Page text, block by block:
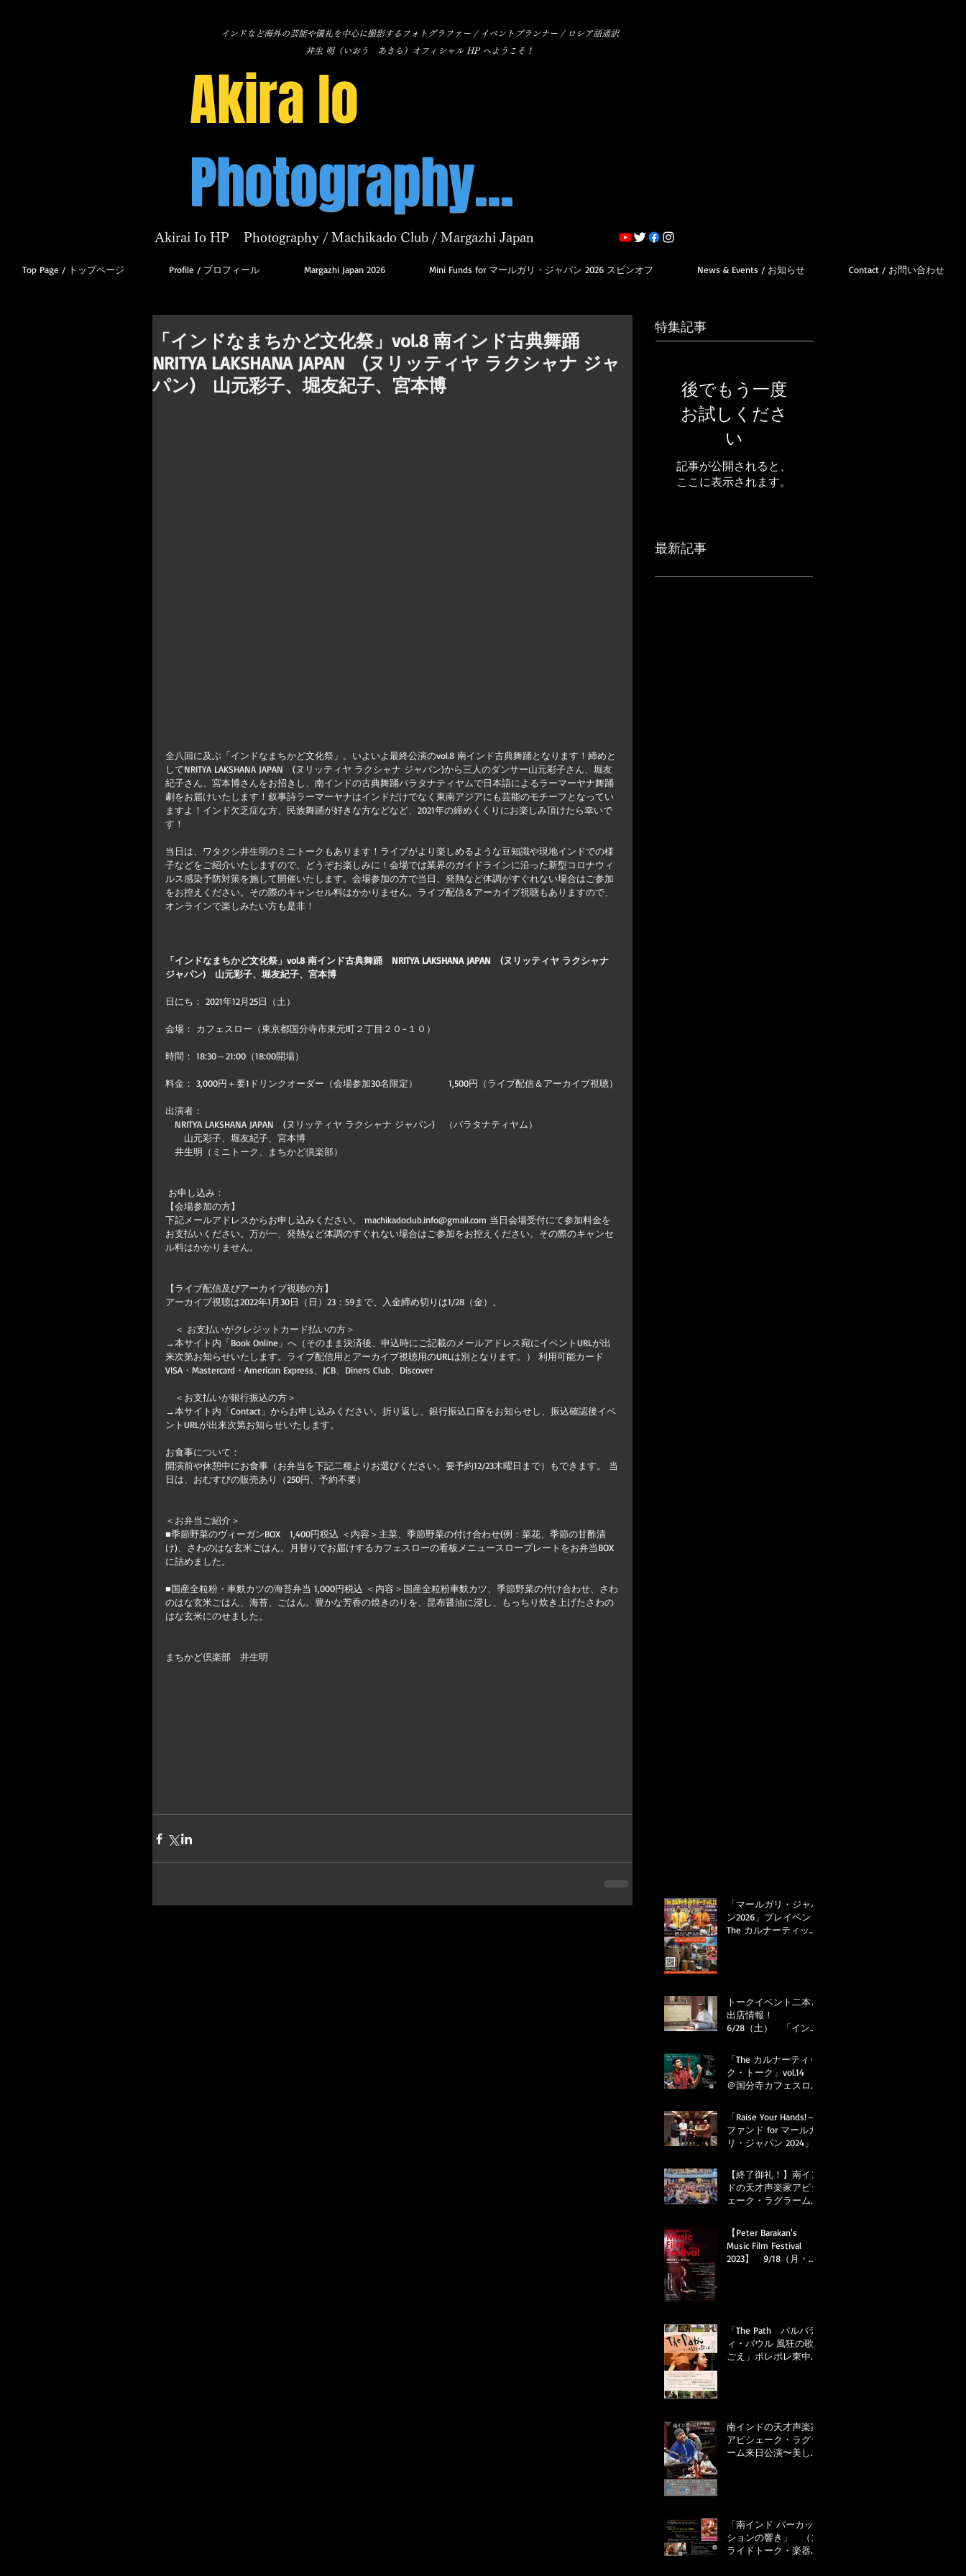
インドなど海外の芸能や儀礼を中心に撮影するフォトグラファー / イベントプランナー / ロシア語通訳
​井生 明（いおう あきら）オフィシャル HP へようこそ！
Akira Io
Photography...
Akirai Io HP Photography / Machikado Club / Margazhi Japan
Top Page / トップページ Profile / プロフィール Margazhi Japan 2026 Mini Funds for マールガリ・ジャパン 2026 スピンオフ News & Events / お知らせ Contact / お問い合わせ
「インドなまちかど文化祭」vol.8 南インド古典舞踊
NRITYA LAKSHANA JAPAN (ヌリッティヤ ラクシャナ ジャ
パン) 山元彩子、堀友紀子、宮本博
全八回に及ぶ「インドなまちかど文化祭」。いよいよ最終公演のvol.8 南インド古典舞踊となります！締めと
してNRITYA LAKSHANA JAPAN　(ヌリッティヤ ラクシャナ ジャパン)から三人のダンサー山元彩子さん、堀友
紀子さん、宮本博さんをお招きし、南インドの古典舞踊バラタナティヤムで日本語によるラーマーヤナ舞踊
劇をお届けいたします！叙事詩ラーマーヤナはインドだけでなく東南アジアにも芸能のモチーフとなってい
ますよ！インド欠乏症な方、民族舞踊が好きな方などなど、2021年の締めくくりにお楽しみ頂けたら幸いで
す！
当日は、ワタクシ井生明のミニトークもあります！ライブがより楽しめるような豆知識や現地インドでの様
子などをご紹介いたしますので、どうぞお楽しみに！会場では業界のガイドラインに沿った新型コロナウィ
ルス感染予防対策を施して開催いたします。会場参加の方で当日、発熱など体調がすぐれない場合はご参加
をお控えください。その際のキャンセル料はかかりません。ライブ配信＆アーカイブ視聴もありますので、
オンラインで楽しみたい方も是非！
「インドなまちかど文化祭」vol.8 南インド古典舞踊　NRITYA LAKSHANA JAPAN　(ヌリッティヤ ラクシャナ
ジャパン)　山元彩子、堀友紀子、宮本博
日にち： 2021年12月25日（土）
会場： カフェスロー（東京都国分寺市東元町２丁目２０−１０）
時間： 18:30～21:00（18:00開場）
料金： 3,000円＋要1ドリンクオーダー（会場参加30名限定） 　　　1,500円（ライブ配信＆アーカイブ視聴）
出演者：
NRITYA LAKSHANA JAPAN　(ヌリッティヤ ラクシャナ ジャパン)　（バラタナティヤム）
山元彩子、堀友紀子、宮本博
井生明（ミニトーク、まちかど倶楽部）
お申し込み：
【会場参加の方】
下記メールアドレスからお申し込みください。 machikadoclub.info@gmail.com 当日会場受付にて参加料金を
お支払いください。万が一、発熱など体調のすぐれない場合はご参加をお控えください。その際のキャンセ
ル料はかかりません。
【ライブ配信及びアーカイブ視聴の方】
アーカイブ視聴は2022年1月30日（日）23：59まで、入金締め切りは1/28（金）。
＜ お支払いがクレジットカード払いの方＞
→本サイト内「Book Online」へ（そのまま決済後、申込時にご記載のメールアドレス宛にイベントURLが出
来次第お知らせいたします。ライブ配信用とアーカイブ視聴用のURLは別となります。） 利用可能カード
VISA・Mastercard・American Express、JCB、Diners Club、Discover
＜お支払いが銀行振込の方＞
→本サイト内「Contact」からお申し込みください。折り返し、銀行振込口座をお知らせし、振込確認後イベ
ントURLが出来次第お知らせいたします。
お食事について：
開演前や休憩中にお食事（お弁当を下記二種よりお選びください。要予約12/23木曜日まで）もできます。 当
日は、おむすびの販売あり（250円、予約不要）
＜お弁当ご紹介＞
■季節野菜のヴィーガンBOX　1,400円税込 ＜内容＞主菜、季節野菜の付け合わせ(例：菜花、季節の甘酢漬
け)、さわのはな玄米ごはん。月替りでお届けするカフェスローの看板メニュースロープレートをお弁当BOX
に詰めました。
■国産全粒粉・車麩カツの海苔弁当 1,000円税込 ＜内容＞国産全粒粉車麩カツ、季節野菜の付け合わせ、さわ
のはな玄米ごはん、海苔、ごはん。豊かな芳香の焼きのりを、昆布醤油に浸し、もっちり炊き上げたさわの
はな玄米にのせました。
まちかど倶楽部　井生明
特集記事
後でもう一度
お試しくださ
い
記事が公開されると、
ここに表示されます。
最新記事
「マールガリ・ジャパ
ン2026」プレイベント
The カルナーティッ
トークイベント二本と
出店情報！
6/28（土） 「イン
ケープ ～ヴェーダか
らカルナータカ音楽ま
で～」＆7/5（土）
「マレーシア、タイプ
トークDeluxe！＆
KAILAS presents イン
ドの歩き方」
「The カルナーティッ
ク・トーク」vol.14
＠国分寺カフェスロ
リ・ジャパン2024」
プレイベント！～
「Raise Your Hands!～
ファンド for マールガ
リ・ジャパン 2024」
20:00～スタート！
☆☆☆サポートコース
紹介！＆ 昨年のリタ
ーンの発送予定など
【終了御礼！】南イン
ドの天才声楽家アビシ
ェーク・ラグラーム来
【Peter Barakan's
Music Film Festival
2023】 9/18（月・
「The Path パルバテ
ィ・バウル 風狂の歌
ごえ」ポレポレ東中野
ートーク！
南インドの天才声楽家
アビシェーク・ラグラ
ーム来日公演〜美しき
「南インド パーカッ
ションの響き」 （ス
ライドトーク・楽器解